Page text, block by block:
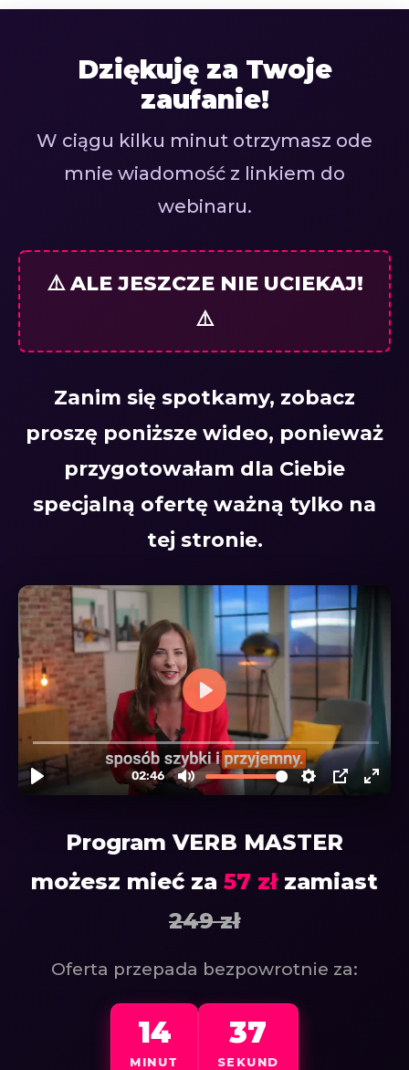
Dziękuję za Twoje
zaufanie!
W ciągu kilku minut otrzymasz ode
mnie wiadomość z linkiem do
webinaru.
⚠️ ALE JESZCZE NIE UCIEKAJ!
⚠️
Zanim się spotkamy, zobacz
proszę poniższe wideo, ponieważ
przygotowałam dla Ciebie
specjalną ofertę ważną tylko na
tej stronie.
Program VERB MASTER
możesz mieć za 57 złzamiast
249 zł
Oferta przepada bezpowrotnie za:
14
MINUT
36
SEKUND